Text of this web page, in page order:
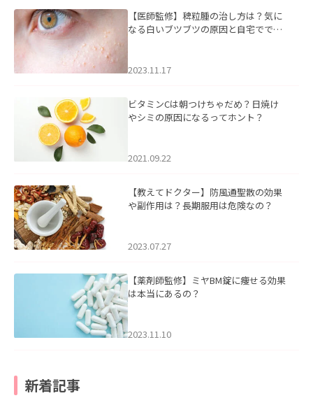
【医師監修】稗粒腫の治し方は？気に
なる白いブツブツの原因と自宅ででき
2023.11.17
ビタミンCは朝つけちゃだめ？日焼け
やシミの原因になるってホント？
2021.09.22
【教えてドクター】防風通聖散の効果
や副作用は？長期服用は危険なの？
2023.07.27
【薬剤師監修】ミヤBM錠に痩せる効果
は本当にあるの？
2023.11.10
新着記事